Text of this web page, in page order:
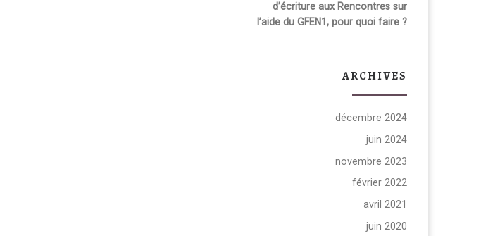
d’écriture aux Rencontres sur
l’aide du GFEN1, pour quoi faire ?
ARCHIVES
décembre 2024
juin 2024
novembre 2023
février 2022
avril 2021
juin 2020